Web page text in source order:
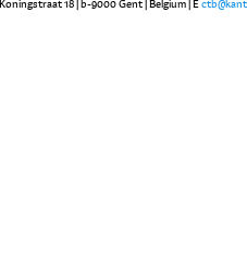
Koningstraat 18 | b-9000 Gent | Belgium | E